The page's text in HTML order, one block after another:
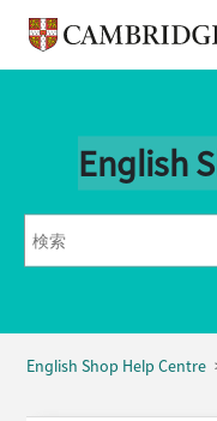
English
English Shop Help Centre